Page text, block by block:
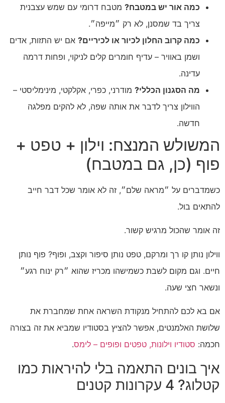
כמה אור יש במטבח? מטבח דרומי עם שמש עצבנית
צריך בד שמסנן, לא רק ״מייפה״.
כמה קרוב החלון לכיור או לכיריים? אם יש התזות, אדים
ושמן באוויר – עדיף חומרים קלים לניקוי, ופחות דרמה
עדינה.
מה הסגנון הכללי? מודרני, כפרי, אקלקטי, מינימליסטי –
הווילון צריך לדבר את אותה שפה, לא להקים מפלגה
חדשה.
המשולש המנצח: וילון + טפט +
פוף (כן, גם במטבח)
כשמדברים על ״מראה שלם״, זה לא אומר שכל דבר חייב
להתאים בול.
זה אומר שהכול מרגיש קשור.
ווילון נותן קו רך ומרקם, טפט נותן סיפור וקצב, ופוף? פוף נותן
חיים. וגם מקום לשבת כשמישהו מכריז שהוא ״רק ינוח רגע״
ונשאר חצי שעה.
אם בא לכם להתחיל מנקודת השראה אחת שמחברת את
שלושת האלמנטים, אפשר להציץ בסטודיו שמביא את זה בצורה
חכמה: סטודיו וילונות, טפטים ופופים – לימס.
איך בונים התאמה בלי להיראות כמו
קטלוג? 4 עקרונות קטנים